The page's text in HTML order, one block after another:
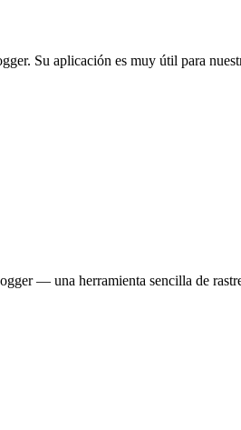
Su aplicación es muy útil para
— una herramienta sencilla de